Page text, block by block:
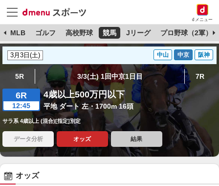
dメニュー
MLB ゴルフ 高校野球 競馬 Jリーグ プロ野球（2軍）
中山 中京 阪神
5R 3/3(土) 1回中京1日目 7R
6R
12:45
4歳以上500万円以下
平地 ダート 左・1700m 16頭
サラ系 4歳以上 (混合)[指定]別定
データ分析 オッズ 結果
オッズ